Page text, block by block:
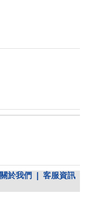
關於我們
客服資訊